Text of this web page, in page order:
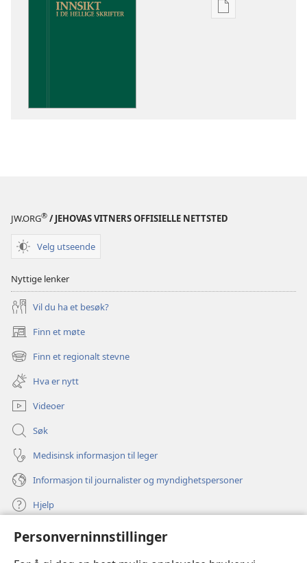
Personverninnstillinger
JW.ORG® / JEHOVAS VITNERS OFFISIELLE NETTSTED
Velg utseende
Nyttige lenker
Vil du ha et besøk?
Finn et møte
(åpner
nytt
vindu)
Finn et regionalt stevne
(åpner
nytt
vindu)
Hva er nytt
Videoer
Søk
Medisinsk informasjon til leger
Informasjon til journalister og myndighetspersoner
Hjelp
Bidrag
(åpner
nytt